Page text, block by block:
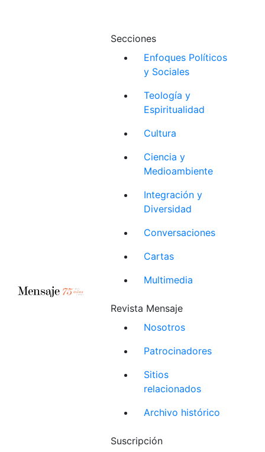
Secciones
Enfoques Políticos
y Sociales
Teología y
Espiritualidad
Cultura
Ciencia y
Medioambiente
Integración y
Diversidad
Conversaciones
Cartas
Multimedia
Revista Mensaje
Nosotros
Patrocinadores
Sitios
relacionados
Archivo histórico
Suscripción